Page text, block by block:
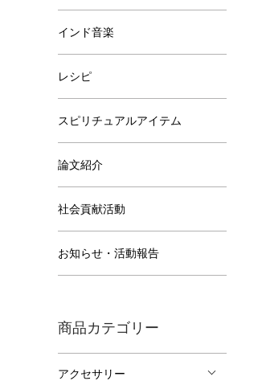
インド音楽
レシピ
スピリチュアルアイテム
論文紹介
社会貢献活動
お知らせ・活動報告
商品カテゴリー
アクセサリー